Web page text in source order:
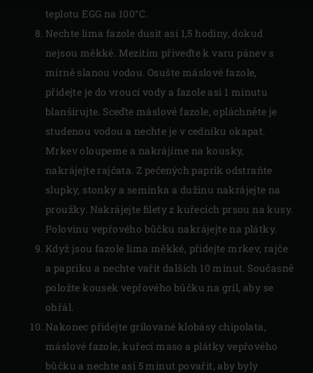
teplotu EGG na 100°C.
Nechte lima fazole dusit asi 1,5 hodiny, dokud
nejsou měkké. Mezitím přiveďte k varu pánev s
mírně slanou vodou. Osušte máslové fazole,
přidejte je do vroucí vody a fazole asi 1 minutu
blanšírujte. Sceďte máslové fazole, opláchněte je
studenou vodou a nechte je v cedníku okapat.
Mrkev oloupeme a nakrájíme na kousky,
nakrájejte rajčata. Z pečených paprik odstraňte
slupky, stonky a semínka a dužinu nakrájejte na
proužky. Nakrájejte filety z kuřecích prsou na kusy.
Polovinu vepřového bůčku nakrájejte na plátky.
Když jsou fazole lima měkké, přidejte mrkev, rajče
a papriku a nechte vařit dalších 10 minut. Současně
položte kousek vepřového bůčku na gril, aby se
ohřál.
Nakonec přidejte grilované klobásy chipolata,
máslové fazole, kuřecí maso a plátky vepřového
bůčku a nechte asi 5 minut povařit, aby byly